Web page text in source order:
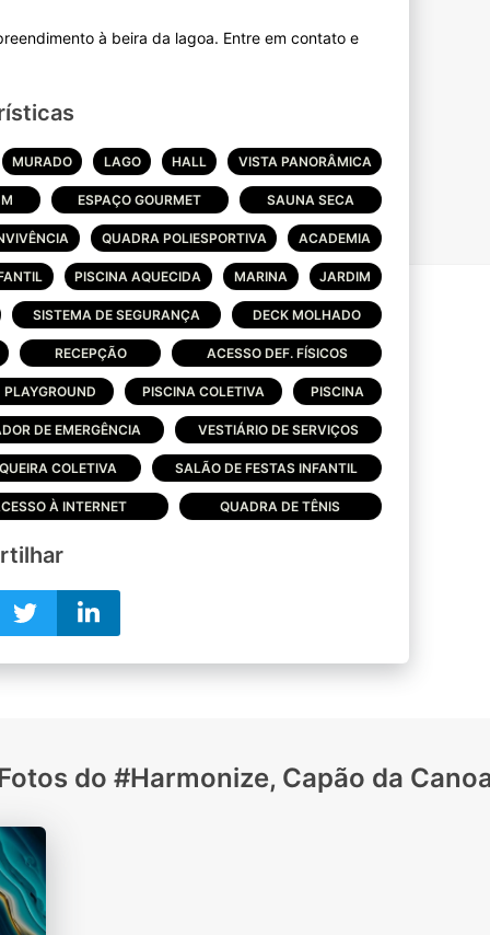
à beira da lagoa. Entre em contato e
MURADO LAGO HALL VISTA PANORÂMICA
ESPAÇO GOURMET SAUNA SECA
QUADRA POLIESPORTIVA ACADEMIA
PISCINA AQUECIDA MARINA JARDIM
SISTEMA DE SEGURANÇA DECK MOLHADO
RECEPÇÃO ACESSO DEF. FÍSICOS
PLAYGROUND PISCINA COLETIVA PISCINA
DE EMERGÊNCIA VESTIÁRIO DE SERVIÇOS
COLETIVA SALÃO DE FESTAS INFANTIL
À INTERNET QUADRA DE TÊNIS
do #Harmonize, Capão da